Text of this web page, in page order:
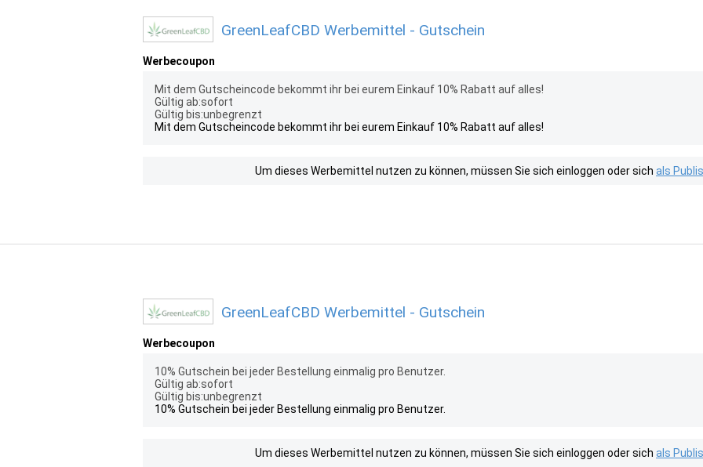
GreenLeafCBD Werbemittel - Gutschein
Werbecoupon
Mit dem Gutscheincode bekommt ihr bei eurem Einkauf 10% Rabatt auf alles!
Gültig ab:sofort
Gültig bis:unbegrenzt
Mit dem Gutscheincode bekommt ihr bei eurem Einkauf 10% Rabatt auf alles!
Um dieses Werbemittel nutzen zu können, müssen Sie sich einloggen oder sich als
GreenLeafCBD Werbemittel - Gutschein
Werbecoupon
10% Gutschein bei jeder Bestellung einmalig pro Benutzer.
Gültig ab:sofort
Gültig bis:unbegrenzt
10% Gutschein bei jeder Bestellung einmalig pro Benutzer.
Um dieses Werbemittel nutzen zu können, müssen Sie sich einloggen oder sich als